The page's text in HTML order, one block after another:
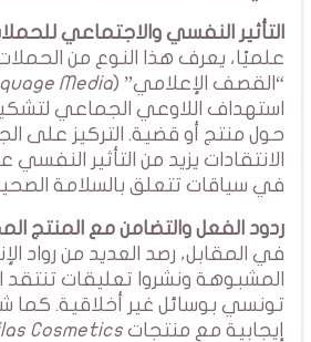
التأثير النفسي والاجتماعي
علميًا، يعرف هذا النوع من
“القصف الإعلامي” (Media
استهداف اللاوعي الجماعي
حول منتج أو قضية. التركيز على
الانتقادات يزيد من التأثير
في سياقات تتعلق بالسلامة
ردود الفعل والتضامن مع المنتج
في المقابل، رصد العديد من رواد
المشبوهة ونشروا تعليقات
تونسي بوسائل غير أخلاقية. كما
إيجابية مع منتجات Cosmetics